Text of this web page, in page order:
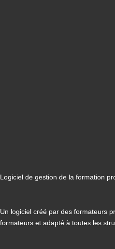
Logiciel de gestion de la formation
Un logiciel créé par des formateurs
formateurs et adapté à toutes les